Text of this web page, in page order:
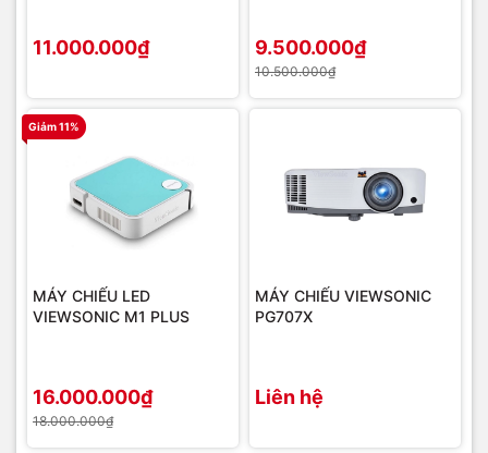
11.000.000₫ 9.500.000₫
10.500.000₫
Giảm 11%
MÁY CHIẾU LED
VIEWSONIC M1 PLUS
16.000.000₫
18.000.000₫
MÁY CHIẾU VIEWSONIC
PG707X
Liên hệ